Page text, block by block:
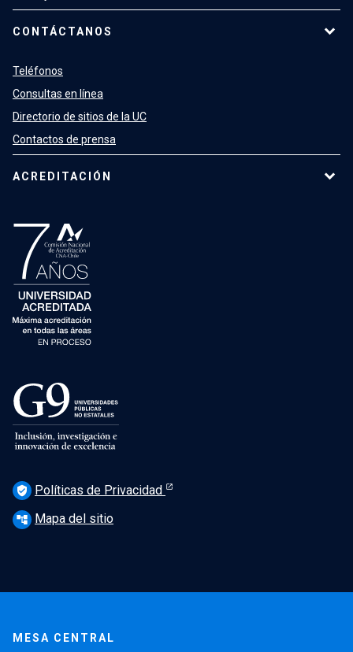
CONTÁCTANOS
Teléfonos
Consultas en línea
Directorio de sitios de la UC
Contactos de prensa
ACREDITACIÓN
verified_user Políticas de Privacidad
account_tree Mapa del sitio
MESA CENTRAL